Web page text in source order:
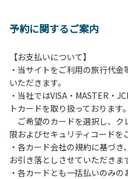
ら午前10時までの間にゴミ
は、お持ち帰りをお願いしま
【禁止事項】
カラオケ、発電機、地面で
ァイヤー、打ち上げ式花火、
【注意事項】
当キャンプ場のそばを流れ
時間で増水し、川原で遊んで
すく、過去にも増水により
予約に関するご案内
【お支払いについて】
・当サイトをご利用の旅行代
いただきます。
・当社ではVISA・MASTER・
トカードを取り扱っております。
ご希望のカードを選択し、ク
限およびセキュリティコードを
・各カード会社の規約に基づ
お引き落としさせていただきま
・各カードとも一括払いのみ